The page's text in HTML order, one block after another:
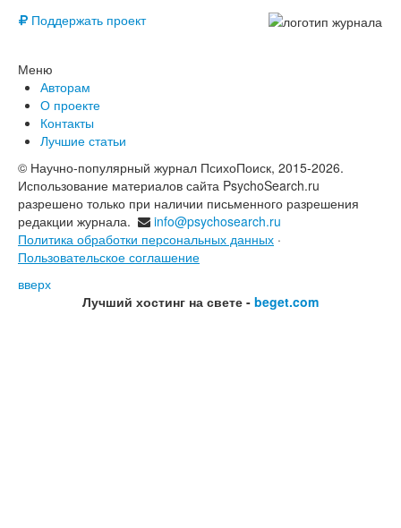
Поддержать проект
Меню
Авторам
О проекте
Контакты
Лучшие статьи
© Научно-популярный журнал ПсихоПоиск, 2015-2026.
Использование материалов сайта PsychoSearch.ru
разрешено только при наличии письменного разрешения
редакции журнала.
info@psychosearch.ru
Политика обработки персональных данных ·
Пользовательское соглашение
вверх
Лучший хостинг на свете - beget.com